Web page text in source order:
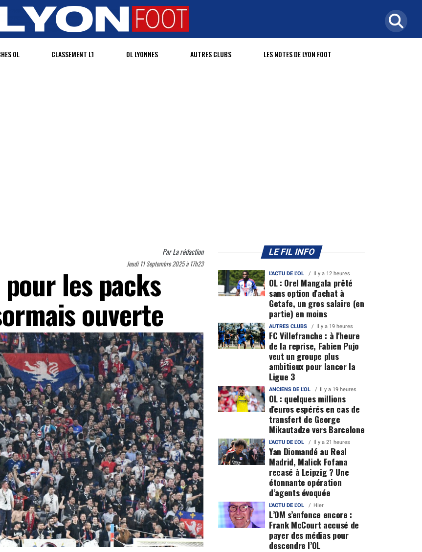
OL CLASSEMENT L1 OL LYONNES AUTRES CLUBS LES NOTES DE LYON FOOT
ParLa rédaction
Jeudi 11 Septembre 2025 à 17h23
les packs
ouverte
LE FIL INFO
L'ACTU DE L'OL Il y a 12 heures
OL : Orel Mangala prêté
sans option d'achat à
Getafe, un gros salaire (en
partie) en moins
AUTRES CLUBS Il y a 19 heures
FC Villefranche : à l'heure
de la reprise, Fabien Pujo
veut un groupe plus
ambitieux pour lancer la
Ligue 3
ANCIENS DE L'OL Il y a 19 heures
OL : quelques millions
d'euros espérés en cas de
transfert de George
Mikautadze vers Barcelone
L'ACTU DE L'OL Il y a 21 heures
Yan Diomandé au Real
Madrid, Malick Fofana
recasé à Leipzig ? Une
étonnante opération
d’agents évoquée
L'ACTU DE L'OL Hier
L’OM s’enfonce encore :
Frank McCourt accusé de
payer des médias pour
descendre l’OL